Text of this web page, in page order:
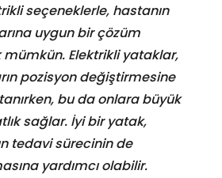
seçeneklerle, hastanın
uygun bir çözüm
Elektrikli yataklar,
pozisyon değiştirmesine
bu da onlara büyük
sağlar. İyi bir yatak,
tedavi sürecinin de
yardımcı olabilir.